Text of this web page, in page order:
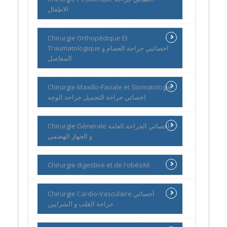
الاطفال
Chirurgie Orthopédique Et
Traumatologique اخصائيي جراحة العضام و
المفاصل
Chirurgie Maxillo-Faciale et Stomatologie
اخصائي جراحة التجميل جراحة الوجه
Chirurgie Génerale اخصائي الجراحة العامة
و الجهاز الهضمي
Chirurgie digestive et de l'obésité
Chirurgie Cardio-Vasculaire أخصائي
جراحة القلب و الشرايين